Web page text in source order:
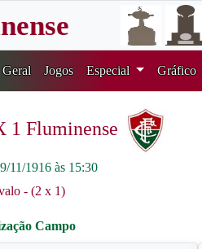
Geral Jogos Especial Gráfico
1 Fluminense
11/1916 às 15:30
- (2 x 1)